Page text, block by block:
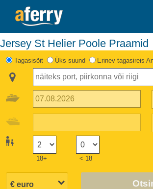
Jersey St Helier Poole Praamid
Tagasisõit Üks suund Erinev tagasireis
18+ < 18